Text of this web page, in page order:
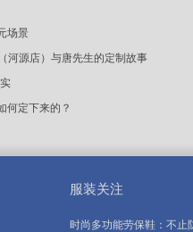
场景
河源店）与唐先生的定制故事
何定下来的？
服装关注
时尚多功能劳保鞋：不止